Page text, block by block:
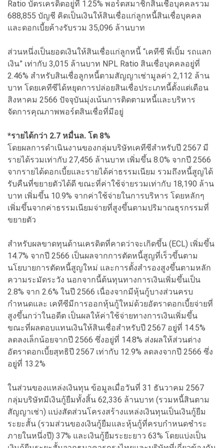
Ratio บัตรเครดิตอยู่ที่ 1.25% พอร์ตสมาชิกสินเชื่อบุคคลรวม
688,855 บัญชี คิดเป็นเงินให้สินเชื่อแก่ลูกหนี้สินเชื่อบุคคล
และดอกเบี้ยค้างรับรวม 35,096 ล้านบาท
ส่วนหนึ่งเป็นยอดเงินให้สินเชื่อแก่ลูกหนี้ “เคทีซี พี่เบิ้ม รถแลก
เงิน” เท่ากับ 3,015 ล้านบาท NPL Ratio สินเชื่อบุคคลอยู่ที่
2.46% สำหรับสินเชื่อลูกหนี้ตามสัญญาเช่ามูลค่า 2,112 ล้าน
บาท โดยเคทีซีได้หยุดการปล่อยสินเชื่อประเภทนี้ตั้งแต่เดือน
สิงหาคม 2566 ปัจจุบันมุ่งเน้นการติดตามหนี้และบริหาร
จัดการคุณภาพพอร์ตสินเชื่อที่มีอยู่
*รายได้กว่า 2.7 หมื่นล. โต 8%
โดยผลการดำเนินงานของกลุ่มบริษัทเคทีซีสำหรับปี 2567 มี
รายได้รวมเท่ากับ 27,456 ล้านบาท เพิ่มขึ้น 8.0% จากปี 2566
จากรายได้ดอกเบี้ยและรายได้ค่าธรรมเนียม รวมถึงหนี้สูญได้
รับคืนที่ขยายตัวได้ดี ขณะที่ค่าใช้จ่ายรวมเท่ากับ 18,190 ล้าน
บาท เพิ่มขึ้น 10.9% จากค่าใช้จ่ายในการบริหาร โดยหลักๆ
เพิ่มขึ้นจากค่าธรรมเนียมจ่ายที่สูงขึ้นตามปริมาณธุรกรรมที่
ขยายตัว
สำหรับผลขาดทุนด้านเครดิตที่คาดว่าจะเกิดขึ้น (ECL) เพิ่มขึ้น
14.7% จากปี 2566 เป็นผลจากการตัดหนี้สูญที่เร็วขึ้นตาม
นโยบายการตัดหนี้สูญใหม่ และการตั้งสำรองสูงขึ้นตามหลัก
ความระมัดระวัง นอกจากนี้ต้นทุนทางการเงินเพิ่มขึ้นเป็น
2.8% จาก 2.6% ในปี 2566 เนื่องจากมีหุ้นกู้บางส่วนครบ
กำหนดและ เคทีซีมีการออกหุ้นกู้ใหม่ด้วยอัตราดอกเบี้ยจ่ายที่
สูงขึ้นกว่าในอดีต เป็นผลให้ค่าใช้จ่ายทางการเงินเพิ่มขึ้น
ขณะที่ผลตอบแทนเงินให้สินเชื่อสำหรับปี 2567 อยู่ที่ 14.5%
ลดลงเล็กน้อยจากปี 2566 ซึ่งอยู่ที่ 14.8% ส่งผลให้ส่วนต่าง
อัตราดอกเบี้ยสุทธิปี 2567 เท่ากับ 12.9% ลดลงจากปี 2566 ซึ่ง
อยู่ที่ 13.2%
ในส่วนของแหล่งเงินทุน ข้อมูลเมื่อวันที่ 31 ธันวาคม 2567
กลุ่มบริษัทมีเงินกู้ยืมทั้งสิ้น 62,336 ล้านบาท (รวมหนี้สินตาม
สัญญาเช่า) แบ่งสัดส่วนโครงสร้างแหล่งเงินทุนเป็นเงินกู้ยืม
ระยะสั้น (รวมส่วนของเงินกู้ยืมและหุ้นกู้ที่ครบกำหนดชำระ
ภายในหนึ่งปี) 37% และเงินกู้ยืมระยะยาว 63% โดยแบ่งเป็น